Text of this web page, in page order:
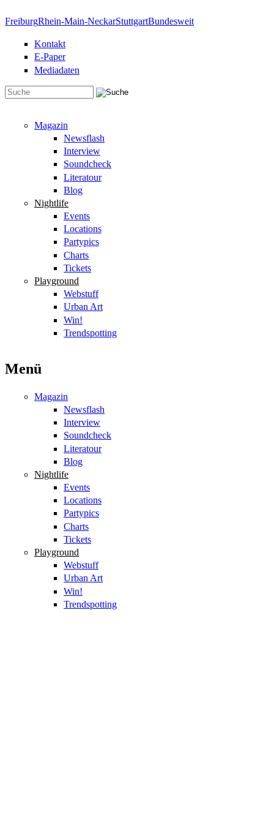
FreiburgRhein-Main-NeckarStuttgartBundesweit
Kontakt
E-Paper
Mediadaten
Magazin
Newsflash
Interview
Soundcheck
Literatour
Blog
Nightlife
Events
Locations
Partypics
Charts
Tickets
Playground
Webstuff
Urban Art
Win!
Trendspotting
Menü
Magazin
Newsflash
Interview
Soundcheck
Literatour
Blog
Nightlife
Events
Locations
Partypics
Charts
Tickets
Playground
Webstuff
Urban Art
Win!
Trendspotting